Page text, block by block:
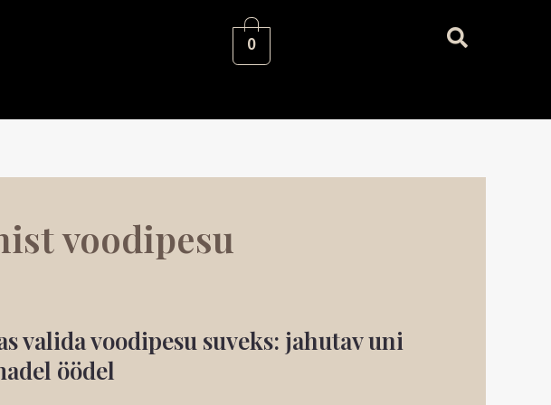
0
voodipesu
valida voodipesu suveks: jahutav uni
öödel